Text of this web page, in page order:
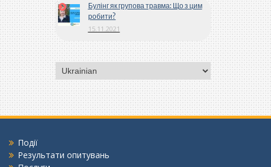
Булінг як групова травма: Що з цим
робити?
15.11.2021
Вибрати
мову
Події
Результати опитувань